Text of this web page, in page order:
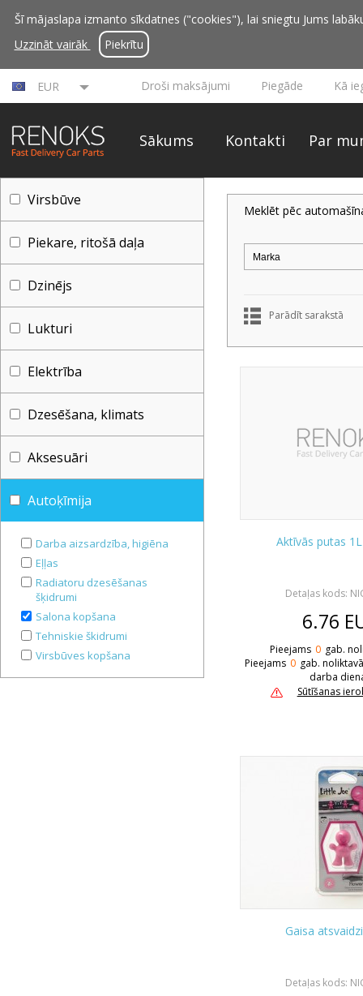
Šī mājaslapa izmanto sīkdatnes ("cookies"), lai sniegtu Jums
Uzzināt vairāk
Piekrītu
EUR Droši maksājumi Piegāde Kā
Sākums Kontakti Par
Virsbūve
Piekare, ritošā daļa
Dzinējs
Lukturi
Elektrība
Dzesēšana, klimats
Aksesuāri
Autoķīmija
Darba aizsardzība, higiēna
Eļļas
Radiatoru dzesēšanas
šķidrumi
Salona kopšana
Tehniskie škidrumi
Virsbūves kopšana
Meklēt pēc
Parādīt sarakstā
Aktīvās putas
Detaļas kods:
6.76
Pieejams 0 gab.
Pieejams 0 gab.
darba
Sūtīšanas
Gaisa
Detaļas kods: